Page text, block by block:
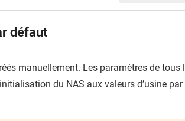
défaut
manuellement. Les paramètres de tous
du NAS aux valeurs d’usine